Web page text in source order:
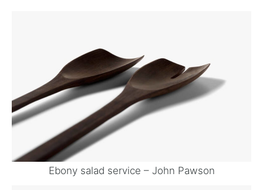
Ebony salad service – John Pawson